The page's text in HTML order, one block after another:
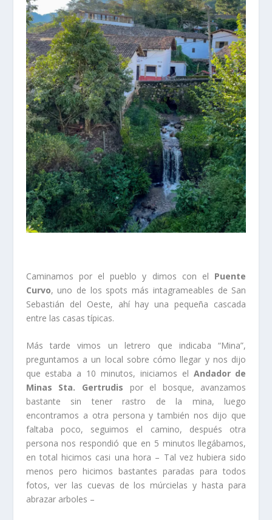
Caminamos por el pueblo y dimos con el Puente
Curvo, uno de los spots más intagrameables de San
Sebastián del Oeste, ahí hay una pequeña cascada
entre las casas típicas.
Más tarde vimos un letrero que indicaba “Mina”,
preguntamos a un local sobre cómo llegar y nos dijo
que estaba a 10 minutos, iniciamos el Andador de
Minas Sta. Gertrudis por el bosque, avanzamos
bastante sin tener rastro de la mina, luego
encontramos a otra persona y también nos dijo que
faltaba poco, seguimos el camino, después otra
persona nos respondió que en 5 minutos llegábamos,
en total hicimos casi una hora – Tal vez hubiera sido
menos pero hicimos bastantes paradas para todos
fotos, ver las cuevas de los múrcielas y hasta para
abrazar arboles –